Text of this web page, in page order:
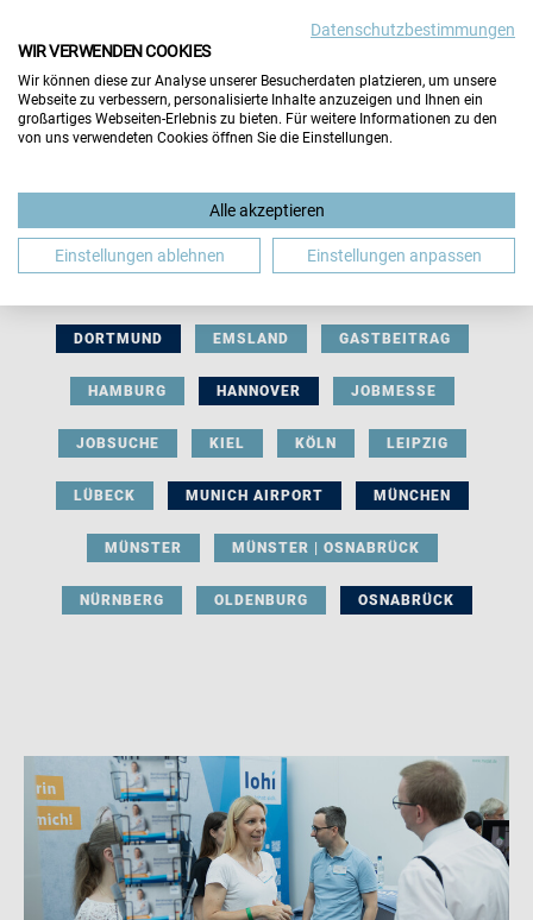
BERUFLICHE ORIENTIERUNG BEWERBUNG
DORTMUND EMSLAND GASTBEITRAG
HAMBURG HANNOVER JOBMESSE
JOBSUCHE KIEL KÖLN LEIPZIG
LÜBECK MUNICH AIRPORT MÜNCHEN
MÜNSTER MÜNSTER | OSNABRÜCK
NÜRNBERG OLDENBURG OSNABRÜCK
Datenschutzbestimmungen
WIR VERWENDEN COOKIES
Wir können diese zur Analyse unserer Besucherdaten platzieren, um unsere
Webseite zu verbessern, personalisierte Inhalte anzuzeigen und Ihnen ein
großartiges Webseiten-Erlebnis zu bieten. Für weitere Informationen zu den
von uns verwendeten Cookies öffnen Sie die Einstellungen.
Alle akzeptieren
Einstellungen ablehnen Einstellungen anpassen